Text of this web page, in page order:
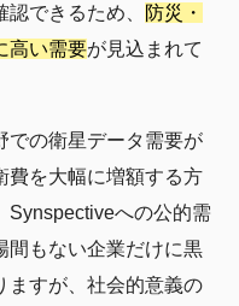
できるため、
防災・
高い需要が見込まれて
での衛星データ需要が
費を大幅に増額する方
Synspectiveへの公的需
間もない企業だけに黒
ますが、社会的意義の